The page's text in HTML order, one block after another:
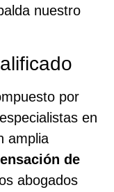
nuestro
por
en
amplia
de
abogados